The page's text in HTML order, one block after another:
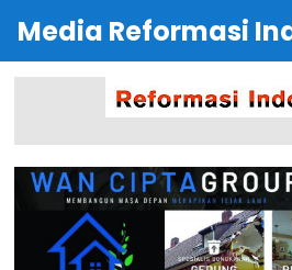
Media Reformasi